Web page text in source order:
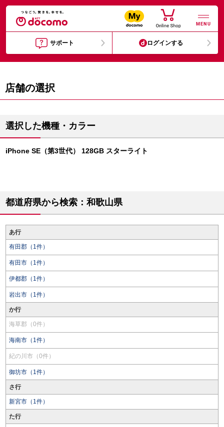
MENU
サポート ログインする
店舗の選択
選択した機種・カラー
iPhone SE（第3世代） 128GB スターライト
都道府県から検索：和歌山県
あ行
有田郡（1件）
有田市（1件）
伊都郡（1件）
岩出市（1件）
か行
海草郡（0件）
海南市（1件）
紀の川市（0件）
御坊市（1件）
さ行
新宮市（1件）
た行